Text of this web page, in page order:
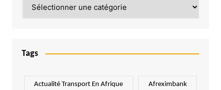
Tags
Actualité Transport En Afrique Afreximbank